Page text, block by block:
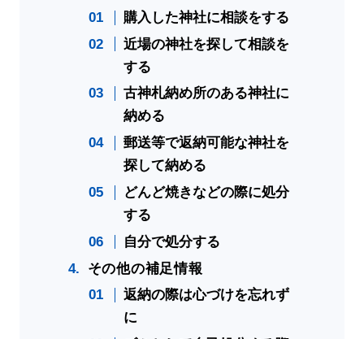
購入した神社に相談をする
近場の神社を探して相談を
する
古神札納め所のある神社に
納める
郵送等で返納可能な神社を
探して納める
どんど焼きなどの際に処分
する
自分で処分する
その他の補足情報
返納の際は心づけを忘れず
に